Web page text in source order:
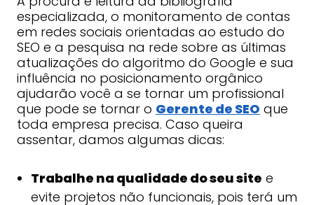
especializada, o monitoramento de contas
em redes sociais orientadas ao estudo do
SEO e a pesquisa na rede sobre as últimas
atualizações do algoritmo do Google e sua
influência no posicionamento orgânico
ajudarão você a se tornar um profissional
que pode se tornar o Gerente de SEO que
toda empresa precisa. Caso queira
assentar, damos algumas dicas:
Trabalhe na qualidade do seu site e
evite projetos não funcionais, pois terá um